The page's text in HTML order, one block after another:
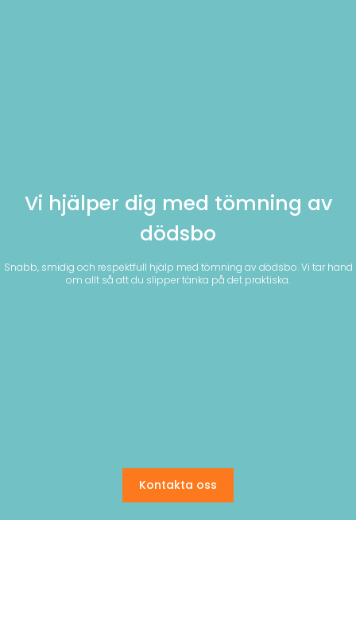
Vi hjälper dig med tömning av
dödsbo
Snabb, smidig och respektfull hjälp med tömning av dödsbo. Vi tar hand
om allt så att du slipper tänka på det praktiska.
Kontakta oss